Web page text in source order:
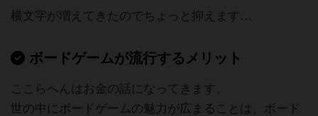
横文字が増えてきたのでちょっと抑えます…
ボードゲームが流行するメリット
ここらへんはお金の話になってきます。
世の中にボードゲームの魅力が広まることは、ボード